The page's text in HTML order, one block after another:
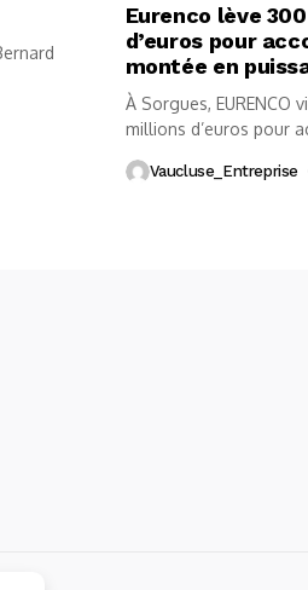
Eurenco lève
d’euros pour
montée en
À Sorgues, EURENCO
millions d’euros pour
Vaucluse_Entreprise